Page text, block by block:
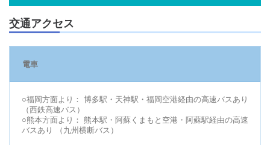
交通アクセス
電車
○福岡方面より： 博多駅・天神駅・福岡空港経由の高速バスあり
（西鉄高速バス）
○熊本方面より： 熊本駅・阿蘇くまもと空港・阿蘇駅経由の高速
バスあり （九州横断バス）